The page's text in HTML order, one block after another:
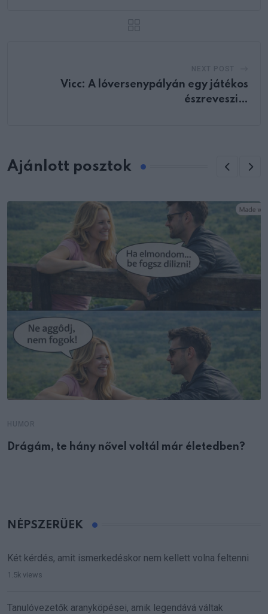
Vicc: A lóversenypályán egy játékos
észreveszi…
Ajánlott posztok
Drágám, te hány nővel voltál már életedben?
NÉPSZERŰEK
Két kérdés, amit ismerkedéskor nem kellett volna feltenni
1.5k views
Tanulóvezetők aranyköpései, amik legendává váltak